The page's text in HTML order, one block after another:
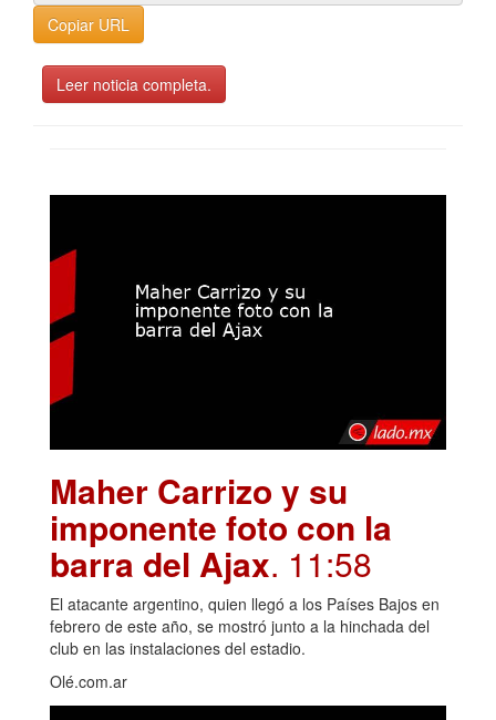
Copiar URL
Leer noticia completa.
Maher Carrizo y su
imponente foto con la
barra del Ajax. 11:58
El atacante argentino, quien llegó a los Países Bajos en
febrero de este año, se mostró junto a la hinchada del
club en las instalaciones del estadio.
Olé.com.ar